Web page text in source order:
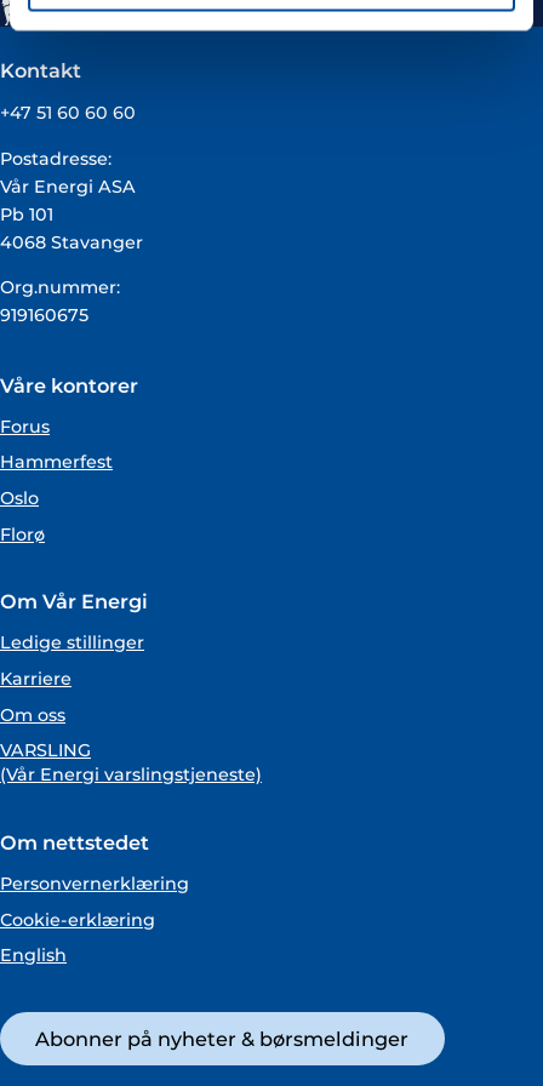
Kontakt
+47 51 60 60 60
Postadresse:
Vår Energi ASA
Pb 101
4068 Stavanger
Org.nummer:
919160675
Våre kontorer
Forus
Hammerfest
Oslo
Florø
Om Vår Energi
Ledige stillinger
Karriere
Om oss
VARSLING
(Vår Energi varslingstjeneste)
Om nettstedet
Personvernerklæring
Cookie-erklæring
English
Abonner på nyheter & børsmeldinger